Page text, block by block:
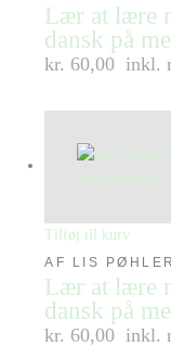
Lær at lære
dansk på
kr. 60,00 inkl.
Tilføj til kurv
AF LIS PØHLER
Lær at lære
dansk på
kr. 60,00 inkl.